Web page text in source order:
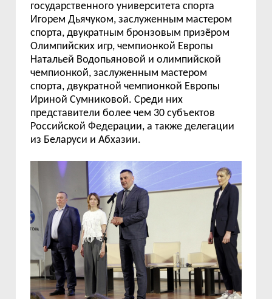
государственного университета спорта
Игорем Дьячуком, заслуженным мастером
спорта, двукратным бронзовым призёром
Олимпийских игр, чемпионкой Европы
Натальей Водопьяновой и олимпийской
чемпионкой, заслуженным мастером
спорта, двукратной чемпионкой Европы
Ириной Сумниковой. Среди них
представители более чем 30 субъектов
Российской Федерации, а также делегации
из Беларуси и Абхазии.